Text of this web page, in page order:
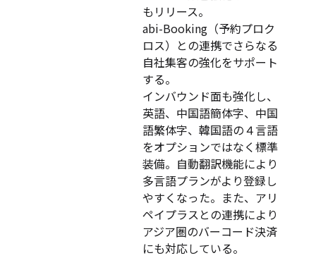
もリリース。
abi-Booking（予約プロク
ロス）との連携でさらなる
自社集客の強化をサポート
する。
インバウンド面も強化し、
英語、中国語簡体字、中国
語繁体字、韓国語の４言語
をオプションではなく標準
装備。自動翻訳機能により
多言語プランがより登録し
やすくなった。また、アリ
ペイプラスとの連携により
アジア圏のバーコード決済
にも対応している。